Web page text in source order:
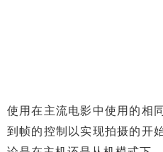
使用在主流电影中使用的相
到帧的控制以实现拍摄的开